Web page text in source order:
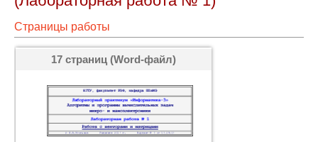
Страницы работы
17 страниц (Word-файл)